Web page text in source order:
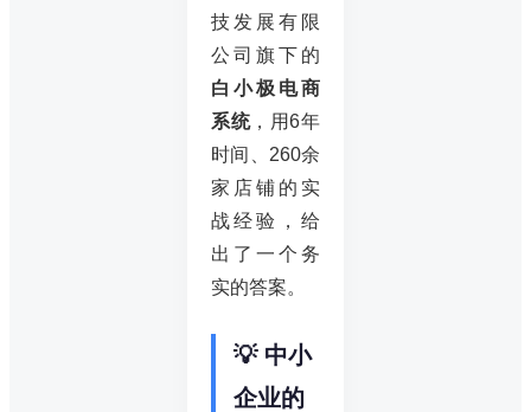
技发展有限
公司旗下的
白小极电商
系统，用6年
时间、260余
家店铺的实
战经验，给
出了一个务
实的答案。
💡 中小
企业的